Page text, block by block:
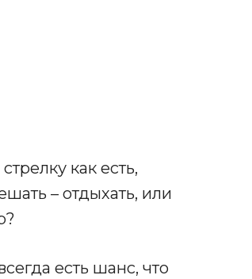
как есть,
– отдыхать, или
есть шанс, что